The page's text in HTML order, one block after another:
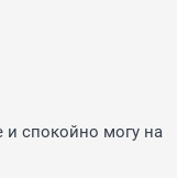
и спокойно могу на